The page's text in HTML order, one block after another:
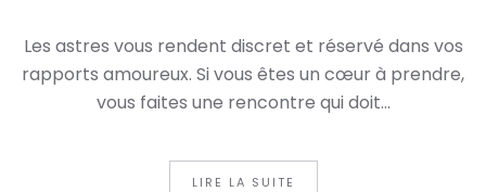
Les astres vous rendent discret et réservé dans vos
rapports amoureux. Si vous êtes un cœur à prendre,
vous faites une rencontre qui doit...
LIRE LA SUITE